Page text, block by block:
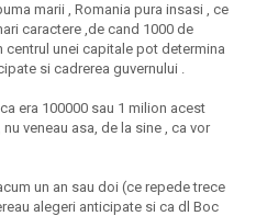
marii , Romania pura insasi , ce
caractere ,de cand 1000 de
centrul unei capitale pot determina
si cadrerea guvernului .
era 100000 sau 1 milion acest
veneau asa, de la sine , ca vor
un an sau doi (ce repede trece
alegeri anticipate si ca dl Boc